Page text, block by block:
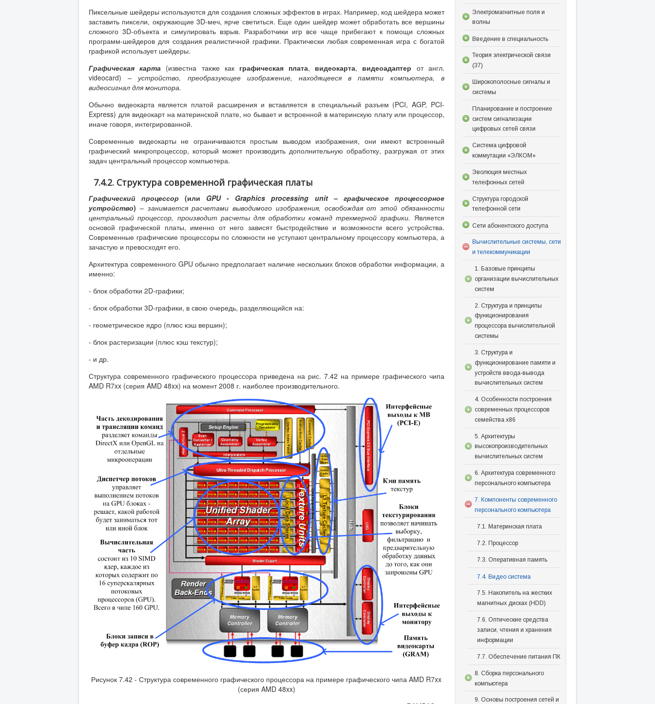
Пиксельные шейдеры используются для создания сложных эффектов в играх. Например, код шейдера может
заставить пиксели, окружающие 3D-меч, ярче светиться. Еще один шейдер может обработать все вершины
сложного 3D-объекта и симулировать взрыв. Разработчики игр все чаще прибегают к помощи сложных
программ-шейдеров для создания реалистичной графики. Практически любая современная игра с богатой
графикой использует шейдеры.
Графическая карта (известна также как графическая плата, видеокарта, видеоадаптер от англ.
videocard)– устройство, преобразующее изображение, находящееся в памяти компьютера, в
видеосигнал для монитора.
Обычно видеокарта является платой расширения и вставляется в специальный разъем (PCI, AGP, PCI-
Express) для видеокарт на материнской плате, но бывает и встроенной в материнскую плату или процессор,
иначе говоря, интегрированной.
Современные видеокарты не ограничиваются простым выводом изображения, они имеют встроенный
графический микропроцессор, который может производить дополнительную обработку, разгружая от этих
задач центральный процессор компьютера.
7.4.2. Структура современной графическая платы
Графический процессор(или GPU- Graphics processing unit – графическое процессорное
устройство) – занимается расчетами выводимого изображения, освобождая от этой обязанности
центральный процессор, производит расчеты для обработки команд трехмерной графики. Является
основой графической платы, именно от него зависят быстродействие и возможности всего устройства.
Современные графические процессоры по сложности не уступают центральному процессору компьютера, а
зачастую и превосходят его.
Архитектура современного GPU обычно предполагает наличие нескольких блоков обработки информации, а
именно:
- блок обработки 2D-графики;
- блок обработки 3D-графики, в свою очередь, разделяющийся на:
- геометрическое ядро (плюс кэш вершин);
- блок растеризации (плюс кэш текстур);
- и др.
Структура современного графического процессора приведена на рис. 7.42 на примере графического чипа
AMD R7xx (серия AMD 48xx) на момент 2008 г. наиболее производительного.
Рисунок 7.42 - Структура современного графического процессора на примере графического чипа AMD R7xx
(серия AMD 48xx)
Электромагнитные поля и
волны
Введение в специальность
Теория электрической связи
(37)
Широкополосные сигналы и
системы
Планирование и построение
систем сигнализации
цифровых сетей связи
Система цифровой
коммутации «ЭЛКОМ»
Эволюция местных
телефонных сетей
Структура городской
телефонной сети
Сети абонентского доступа
Вычислительные системы, сети
и телекоммуникации
1. Базовые принципы
организации вычислительных
систем
2. Структура и принципы
функционирования
процессора вычислительной
системы
3. Структура и
функционирование памяти и
устройств ввода-вывода
вычислительных систем
4. Особенности построения
современных процессоров
семейства x86
5. Архитектуры
высокопроизводительных
вычислительных систем
6. Архитектура современного
персонального компьютера
7. Компоненты современного
персонального компьютера
7.1. Материнская плата
7.2. Процессор
7.3. Оперативная память
7.4. Видео система
7.5. Накопитель на жестких
магнитных дисках (HDD)
7.6. Оптические средства
записи, чтения и хранения
информации
7.7. Обеспечение питания ПК
8. Сборка персонального
компьютера
9. Основы построения сетей и